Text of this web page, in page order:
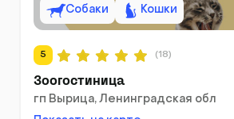
Собаки Кошки
5 (18)
Зоогостиница
гп Вырица, Ленинградская обл